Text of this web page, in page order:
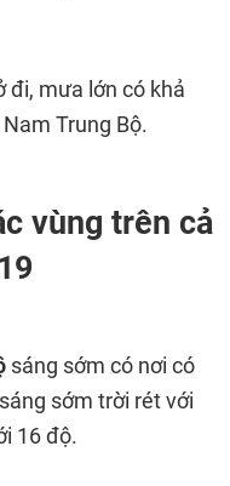
đi, mưa lớn có khả
Trung Bộ.
vùng trên cả
sáng sớm có nơi có
sớm trời rét với
16 độ.